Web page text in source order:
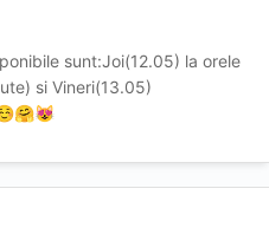
sunt:Joi(12.05) la orele
si Vineri(13.05)
🤗😻